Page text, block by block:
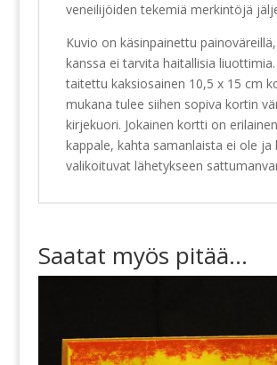
veneilijöiden tekemiä merkintöjä
Kuvio on käsinpainettu
kanssa ei tarvita haitallisia
taitettu kaksiosainen 10,5 x 15 cm
mukana tulee siihen sopiva kortin
kirjekuori. Jokainen kortti on
kappale, kahta samanlaista ei ole ja
valikoituvat lähetykseen
Saatat myös pitää...